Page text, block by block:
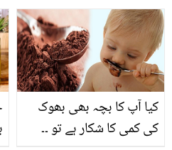
کیا آپ کا بچہ بھی بھوک
کی کمی کا شکار ہے تو ۔۔